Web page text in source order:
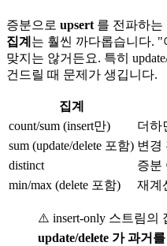
증분으로 upsert 를 전파하는
집계 는 훨씬 까다롭습니다.
맞지는 않거든요. 특히
건드릴 때 문제가 생깁니다.
집계
count/sum (insert만)
더하
sum (update/delete 포함) 변경
distinct
증분
min/max (delete 포함)
재계
⚠️ insert-only 스트림의
update/delete 가 과거